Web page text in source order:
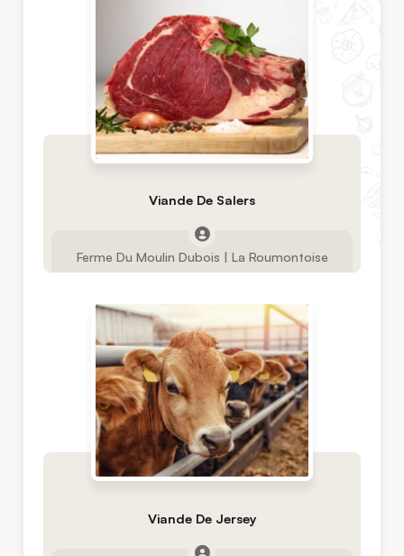
Viande De Salers
Ferme Du Moulin Dubois | La Roumontoise
Viande De Jersey